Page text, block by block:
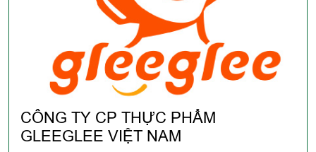
CÔNG TY CP THỰC PHẨM
GLEEGLEE VIỆT NAM